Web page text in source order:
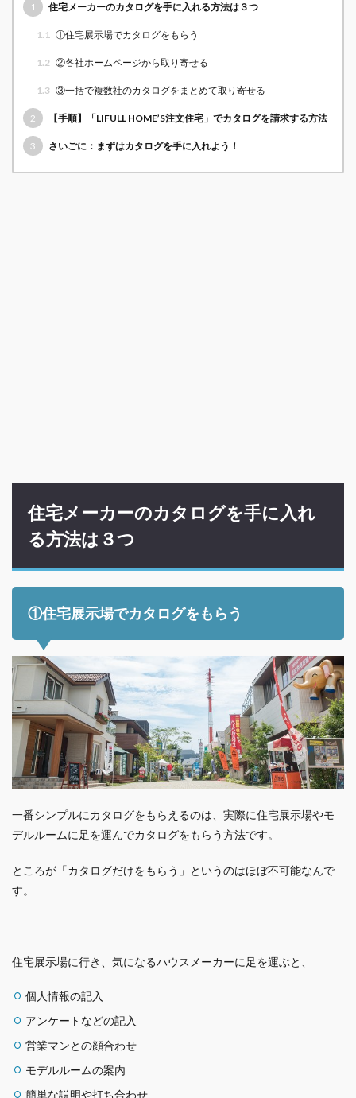
1 住宅メーカーのカタログを手に入れる方法は３つ
1.1 ①住宅展示場でカタログをもらう
1.2 ②各社ホームページから取り寄せる
1.3 ③一括で複数社のカタログをまとめて取り寄せる
2 【手順】「LIFULL HOME’S注文住宅」でカタログを請求する方法
3 さいごに：まずはカタログを手に入れよう！
住宅メーカーのカタログを手に入れ
る方法は３つ
①住宅展示場でカタログをもらう
一番シンプルにカタログをもらえるのは、実際に住宅展示場やモ
デルルームに足を運んでカタログをもらう方法です。
ところが「カタログだけをもらう」というのはほぼ不可能なんで
す。
住宅展示場に行き、気になるハウスメーカーに足を運ぶと、
個人情報の記入
アンケートなどの記入
営業マンとの顔合わせ
モデルルームの案内
簡単な説明や打ち合わせ